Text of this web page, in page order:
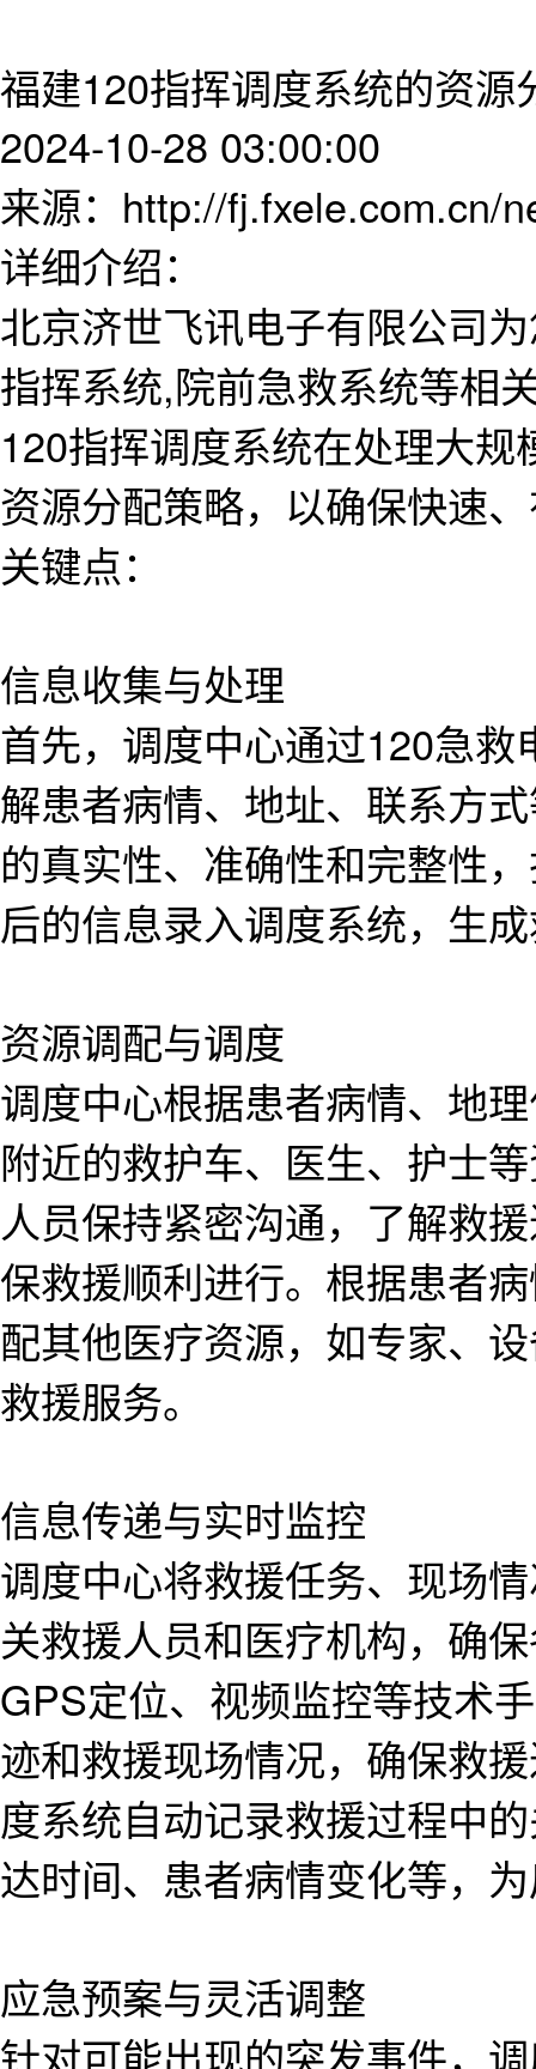
福建120指挥调度系统的资源
2024-10-28 03:00:00
来源：http://fj.fxele.com.cn/
详细介绍：
北京济世飞讯电子有限公司
指挥系统,院前急救系统等相
120指挥调度系统在处理大
资源分配策略，以确保快速
关键点：
信息收集与处理
首先，调度中心通过120急
解患者病情、地址、联系方
的真实性、准确性和完整性
后的信息录入调度系统，生
资源调配与调度
调度中心根据患者病情、地
附近的救护车、医生、护士
人员保持紧密沟通，了解救
保救援顺利进行。根据患者
配其他医疗资源，如专家、
救援服务。
信息传递与实时监控
调度中心将救援任务、现场
关救援人员和医疗机构，确
GPS定位、视频监控等技术
迹和救援现场情况，确保救
度系统自动记录救援过程中
达时间、患者病情变化等，
应急预案与灵活调整
针对可能出现的突发事件，